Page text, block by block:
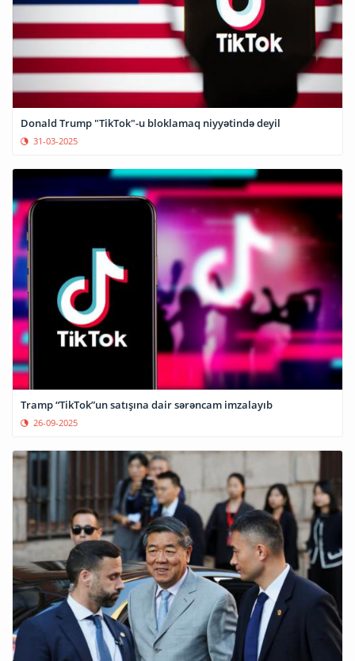
Donald Trump "TikTok"-u bloklamaq niyyətində deyil
31-03-2025
Tramp “TikTok”un satışına dair sərəncam imzalayıb
26-09-2025